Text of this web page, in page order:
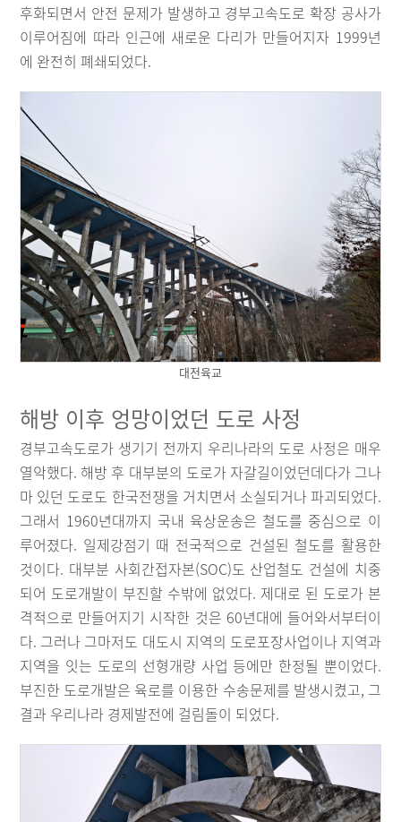
후화되면서 안전 문제가 발생하고 경부고속도로 확장 공사가
이루어짐에 따라 인근에 새로운 다리가 만들어지자 1999년
에 완전히 폐쇄되었다.
대전육교
해방 이후 엉망이었던 도로 사정
경부고속도로가 생기기 전까지 우리나라의 도로 사정은 매우
열악했다. 해방 후 대부분의 도로가 자갈길이었던데다가 그나
마 있던 도로도 한국전쟁을 거치면서 소실되거나 파괴되었다.
그래서 1960년대까지 국내 육상운송은 철도를 중심으로 이
루어졌다. 일제강점기 때 전국적으로 건설된 철도를 활용한
것이다. 대부분 사회간접자본(SOC)도 산업철도 건설에 치중
되어 도로개발이 부진할 수밖에 없었다. 제대로 된 도로가 본
격적으로 만들어지기 시작한 것은 60년대에 들어와서부터이
다. 그러나 그마저도 대도시 지역의 도로포장사업이나 지역과
지역을 잇는 도로의 선형개량 사업 등에만 한정될 뿐이었다.
부진한 도로개발은 육로를 이용한 수송문제를 발생시켰고, 그
결과 우리나라 경제발전에 걸림돌이 되었다.